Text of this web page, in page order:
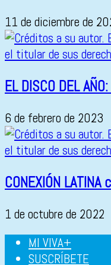
11 de diciembre de
EL DISCO DEL
6 de febrero de 2023
CONEXIÓN LATINA
1 de octubre de 2022
MI VIVA+
SUSCRÍBETE